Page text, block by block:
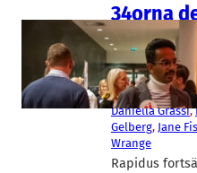
34orna
science-
Media
Acorai,
Moroxite F,
Daniella Grassi,
Gelberg, Jane
Wrange
Rapidus